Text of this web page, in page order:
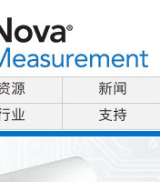
源 新闻
业 支持